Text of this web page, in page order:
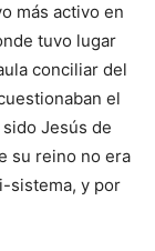
más activo en
tuvo lugar
conciliar del
el
Jesús de
su reino no era
sistema, y por